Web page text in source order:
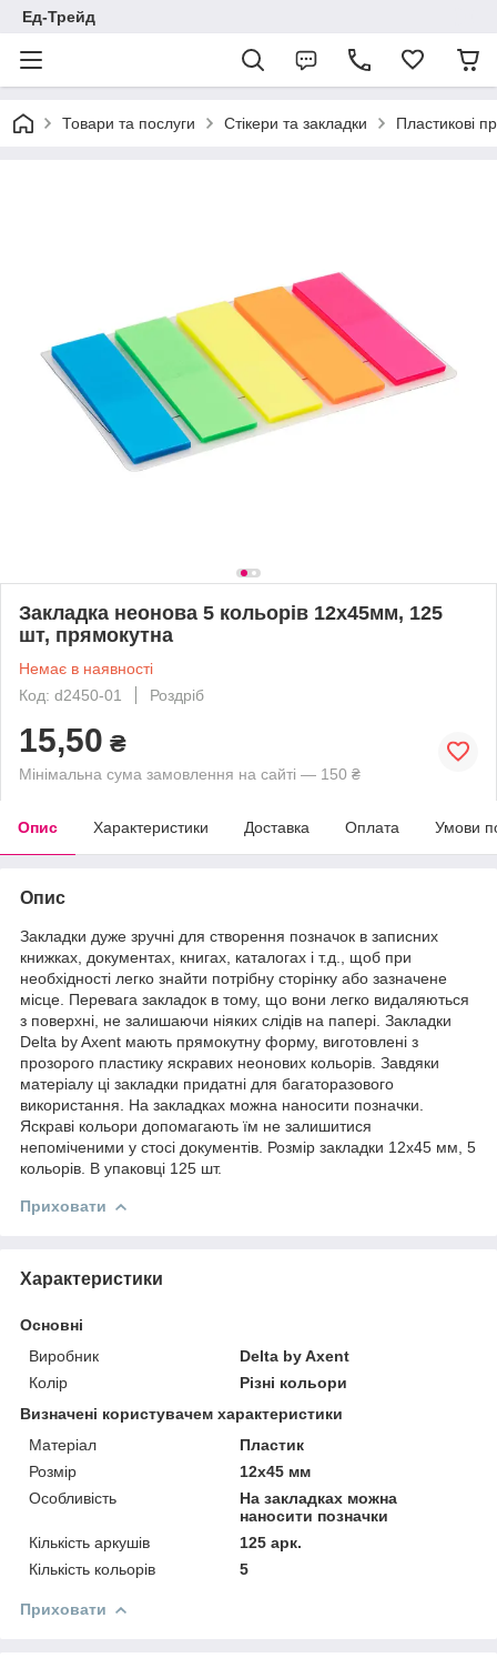
Ед-Трейд
Товари та послуги Стікери та закладки Пластикові
Закладка неонова 5 кольорів 12х45мм, 125
шт, прямокутна
Немає в наявності
Код: d2450-01
Роздріб
15,50 ₴
Мінімальна сума замовлення на сайті — 150 ₴
Опис Характеристики Доставка Оплата Умови
Опис
Закладки дуже зручні для створення позначок в записних
книжках, документах, книгах, каталогах і т.д., щоб при
необхідності легко знайти потрібну сторінку або зазначене
місце. Перевага закладок в тому, що вони легко видаляються
з поверхні, не залишаючи ніяких слідів на папері. Закладки
Delta by Axent мають прямокутну форму, виготовлені з
прозорого пластику яскравих неонових кольорів. Завдяки
матеріалу ці закладки придатні для багаторазового
використання. На закладках можна наносити позначки.
Яскраві кольори допомагають їм не залишитися
непоміченими у стосі документів. Розмір закладки 12х45 мм, 5
кольорів. В упаковці 125 шт.
Приховати
Характеристики
Основні
Виробник
Delta by Axent
Колір
Різні кольори
Визначені користувачем характеристики
Матеріал
Пластик
Розмір
12х45 мм
Особливість
На закладках можна
наносити позначки
Кількість аркушів
125 арк.
Кількість кольорів
5
Приховати